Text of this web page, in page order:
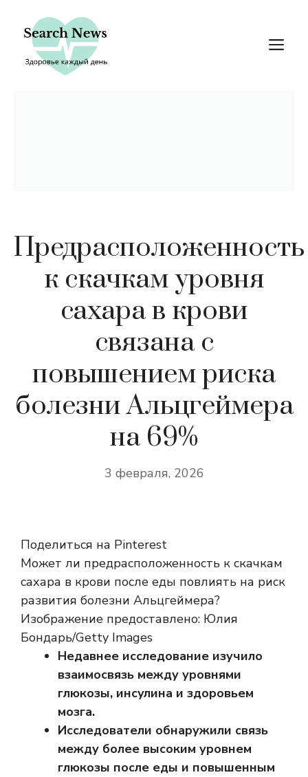
содержимому
Предрасположенность
к скачкам уровня
сахара в крови
связана с
повышением риска
болезни Альцгеймера
на 69%
3 февраля, 2026
Поделиться на Pinterest
Может ли предрасположенность к скачкам
сахара в крови после еды повлиять на риск
развития болезни Альцгеймера?
Изображение предоставлено: Юлия
Бондарь/Getty Images
Недавнее исследование изучило
взаимосвязь между уровнями
глюкозы, инсулина и здоровьем
мозга.
Исследователи обнаружили связь
между более высоким уровнем
глюкозы после еды и повышенным